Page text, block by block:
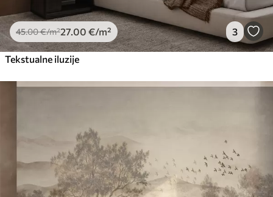
45.00€/m²27 .00 €/m² 3
Tekstualne iluzije